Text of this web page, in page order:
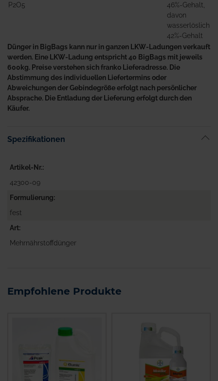
P2O5
46%-Gehalt,
davon
wasserlöslich
42%-Gehalt
Dünger in BigBags kann nur in ganzen LKW-Ladungen verkauft
werden. Eine LKW-Ladung entspricht 40 BigBags mit jeweils
600kg. Preise verstehen sich franko Lieferadresse. Die
Abstimmung des individuellen Liefertermins oder
Abweichungen der Gebindegröße erfolgt nach persönlicher
Absprache. Die Entladung der Lieferung erfolgt durch den
Käufer.
Spezifikationen
Artikel-Nr.
42300-09
Formulierung
fest
Art
Mehrnährstoffdünger
Empfohlene Produkte